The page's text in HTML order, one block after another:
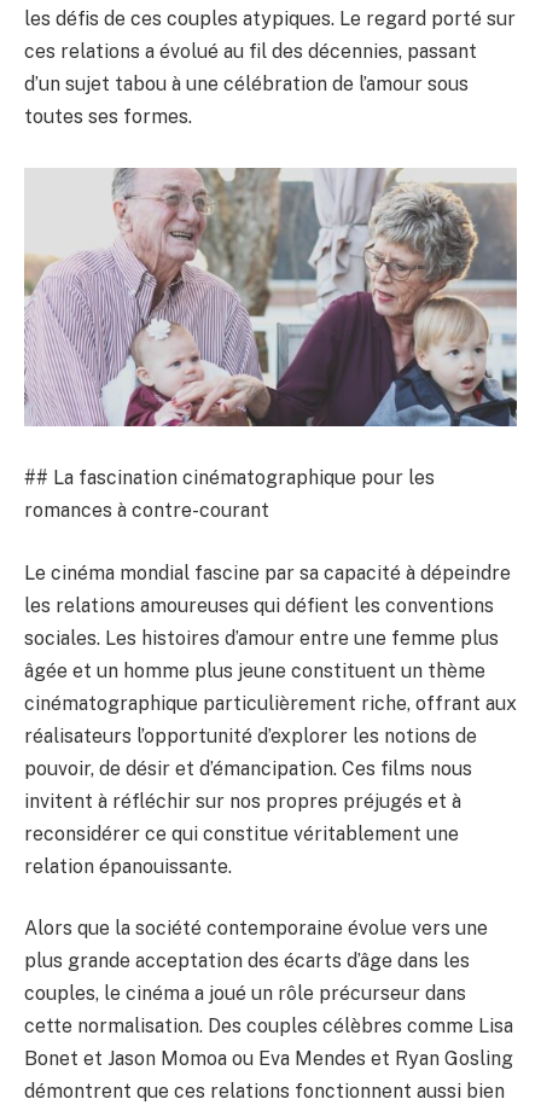
les défis de ces couples atypiques. Le regard porté sur
ces relations a évolué au fil des décennies, passant
d’un sujet tabou à une célébration de l’amour sous
toutes ses formes.
## La fascination cinématographique pour les
romances à contre-courant
Le cinéma mondial fascine par sa capacité à dépeindre
les relations amoureuses qui défient les conventions
sociales. Les histoires d’amour entre une femme plus
âgée et un homme plus jeune constituent un thème
cinématographique particulièrement riche, offrant aux
réalisateurs l’opportunité d’explorer les notions de
pouvoir, de désir et d’émancipation. Ces films nous
invitent à réfléchir sur nos propres préjugés et à
reconsidérer ce qui constitue véritablement une
relation épanouissante.
Alors que la société contemporaine évolue vers une
plus grande acceptation des écarts d’âge dans les
couples, le cinéma a joué un rôle précurseur dans
cette normalisation. Des couples célèbres comme Lisa
Bonet et Jason Momoa ou Eva Mendes et Ryan Gosling
démontrent que ces relations fonctionnent aussi bien